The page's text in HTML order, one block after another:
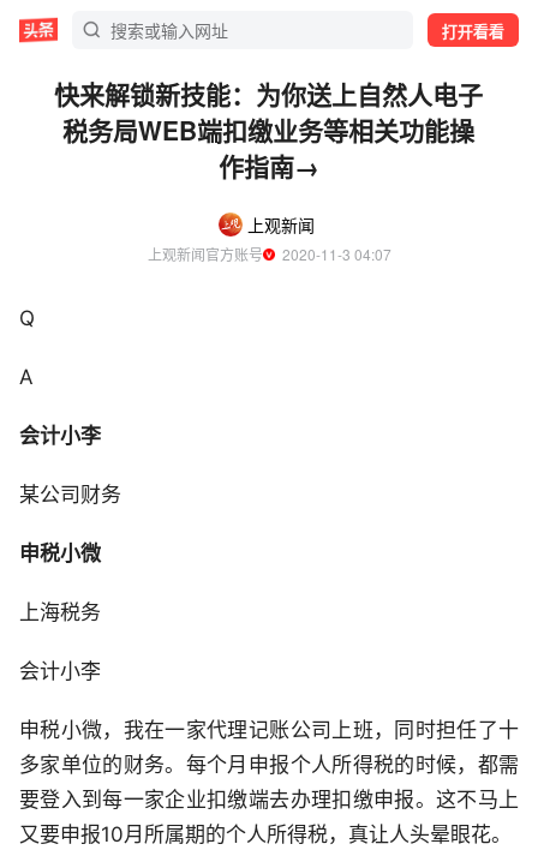
打开看看
快来解锁新技能：为你送上自然人电子
税务局WEB端扣缴业务等相关功能操
作指南→
上观新闻
上观新闻官方账号
  2020-11-3 04:07
Q
A
会计小李
某公司财务
申税小微
上海税务
会计小李
申税小微，我在一家代理记账公司上班，同时担任了十
多家单位的财务。每个月申报个人所得税的时候，都需
要登入到每一家企业扣缴端去办理扣缴申报。这不马上
又要申报10月所属期的个人所得税，真让人头晕眼花。